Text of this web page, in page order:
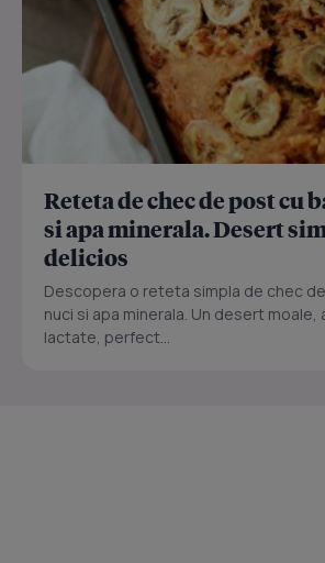
Reteta de chec de post cu
si apa minerala. Desert
delicios
Descopera o reteta simpla de chec
nuci si apa minerala. Un desert moale,
lactate, perfect...